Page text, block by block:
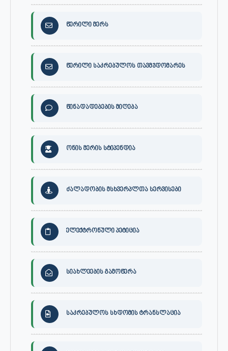
წერილი მერს
წერილი საკრებულოს თავმჯდომარეს
წინადადებების მიღება
ონის მერის სტიპენდია
ძალადობის მსხვერპლთა სერვისები
ელექტრონული პეტიცია
სიახლეების გამოწერა
საკრებულოს სხდომის ტრანსლაცია